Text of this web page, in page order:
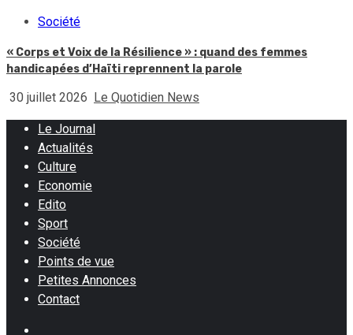
Société
« Corps et Voix de la Résilience » : quand des femmes
handicapées d’Haïti reprennent la parole
30 juillet 2026 Le Quotidien News
Le Journal
Actualités
Culture
Economie
Edito
Sport
Société
Points de vue
Petites Annonces
Contact